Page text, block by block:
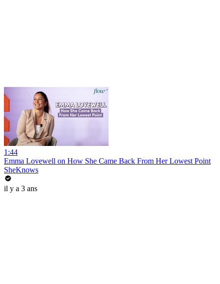
1:44
Emma Lovewell on How She Came Back From Her Lowest Point
SheKnows
il y a 3 ans